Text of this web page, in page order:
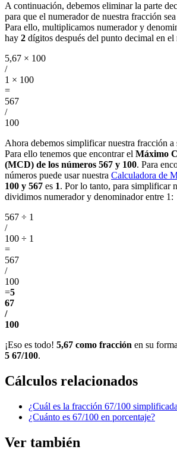
A continuación, debemos eliminar la parte
para que el numerador de nuestra fracción
Para ello, multiplicamos numerador y
hay 2 dígitos después del punto decimal en
5,67 × 100
/
1 × 100
=
567
/
100
Ahora debemos simplificar nuestra fracción a
Para ello tenemos que encontrar el Máximo
(MCD) de los números 567 y 100. Para
números puede usar nuestra Calculadora de
100 y 567 es 1. Por lo tanto, para simplificar
dividimos numerador y denominador entre 1:
567 ÷ 1
/
100 ÷ 1
=
567
/
100
=5
67
/
100
¡Eso es todo! 5,67 como fracción en su
5 67/100.
Cálculos relacionados
¿Cuál es la fracción 67/100
¿Cuánto es 67/100 en porcentaje?
Ver también